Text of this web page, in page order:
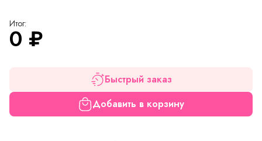
Итог:
0 ₽
Быстрый заказ
Добавить в корзину